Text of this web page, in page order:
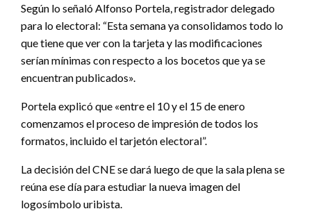
Según lo señaló Alfonso Portela, registrador delegado
para lo electoral: “Esta semana ya consolidamos todo lo
que tiene que ver con la tarjeta y las modificaciones
serían mínimas con respecto a los bocetos que ya se
encuentran publicados».
Portela explicó que «entre el 10 y el 15 de enero
comenzamos el proceso de impresión de todos los
formatos, incluido el tarjetón electoral”.
La decisión del CNE se dará luego de que la sala plena se
reúna ese día para estudiar la nueva imagen del
logosímbolo uribista.